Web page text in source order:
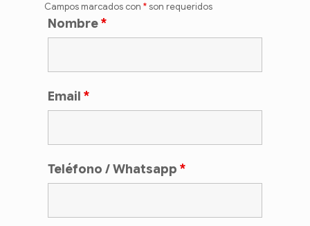
Campos marcados con *son requeridos
Nombre*
Email *
Teléfono / Whatsapp *